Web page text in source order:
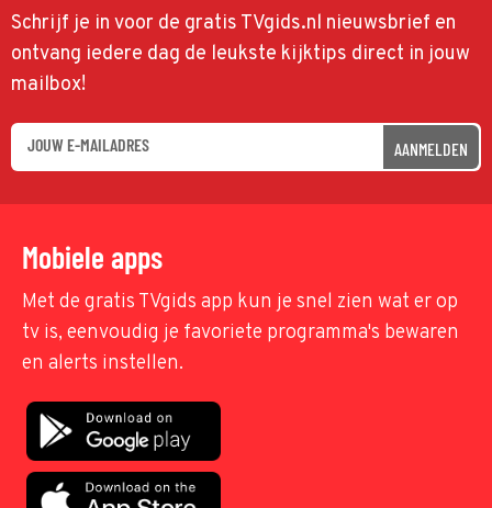
Schrijf je in voor de gratis TVgids.nl nieuwsbrief en
ontvang iedere dag de leukste kijktips direct in jouw
mailbox!
AANMELDEN
Mobiele apps
Met de gratis TVgids app kun je snel zien wat er op
tv is, eenvoudig je favoriete programma's bewaren
en alerts instellen.